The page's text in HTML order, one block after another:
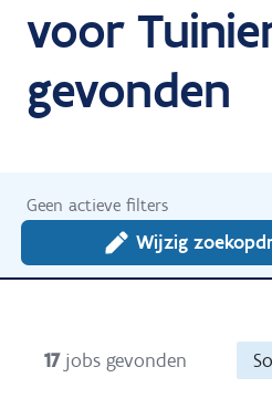
voor
gevonden
Geen actieve filters
Wijzig
17 jobs gevonden